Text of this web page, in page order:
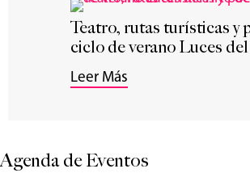
Teatro, rutas turísticas y
ciclo de verano Luces
Leer Más
Agenda de Eventos